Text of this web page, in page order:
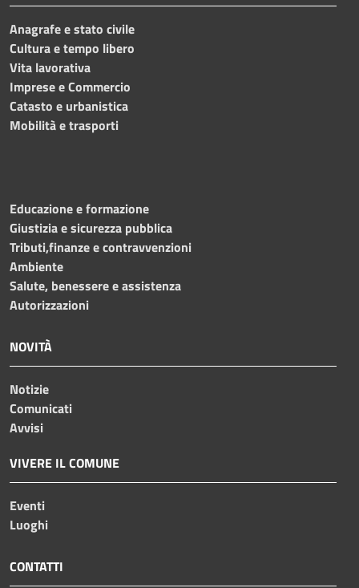
Anagrafe e stato civile
Cultura e tempo libero
Vita lavorativa
Imprese e Commercio
Catasto e urbanistica
Mobilità e trasporti
Educazione e formazione
Giustizia e sicurezza pubblica
Tributi,finanze e contravvenzioni
Ambiente
Salute, benessere e assistenza
Autorizzazioni
NOVITÀ
Notizie
Comunicati
Avvisi
VIVERE IL COMUNE
Eventi
Luoghi
CONTATTI